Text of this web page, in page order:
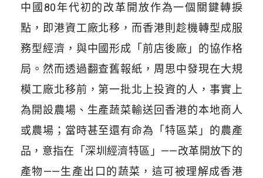
中國80年代初的改革開放作為一個關鍵轉捩
點，即港資工廠北移，而香港則趁機轉型成服
務型經濟，與中國形成「前店後廠」的協作格
局。然而透過翻查舊報紙，周思中發現在大規
模工廠北移前，第一批北上投資的人，事實上
為開設農場、生產蔬菜輸送回香港的本地商人
或農場；當時甚至還有命為「特區菜」的農產
品，意指在「深圳經濟特區」——改革開放下的
產物——生產出口的蔬菜，這可被理解成香港